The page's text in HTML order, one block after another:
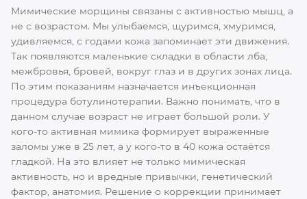
Мимические морщины связаны с активностью мышц, а
не с возрастом. Мы улыбаемся, щуримся, хмуримся,
удивляемся, с годами кожа запоминает эти движения.
Так появляются маленькие складки в области лба,
межбровья, бровей, вокруг глаз и в других зонах лица.
По этим показаниям назначается инъекционная
процедура ботулинотерапии. Важно понимать, что в
данном случае возраст не играет большой роли. У
кого-то активная мимика формирует выраженные
заломы уже в 25 лет, а у кого-то в 40 кожа остаётся
гладкой. На это влияет не только мимическая
активность, но и вредные привычки, генетический
фактор, анатомия. Решение о коррекции принимает